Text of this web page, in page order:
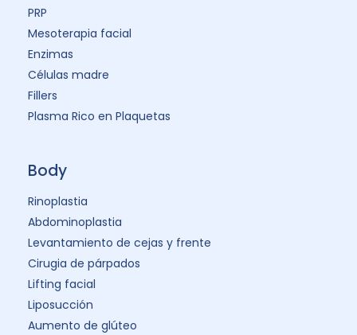
PRP
Mesoterapia facial
Enzimas
Células madre
Fillers
Plasma Rico en Plaquetas
Body
Rinoplastia
Abdominoplastia
Levantamiento de cejas y frente
Cirugia de párpados
Lifting facial
Liposucción
Aumento de glúteo